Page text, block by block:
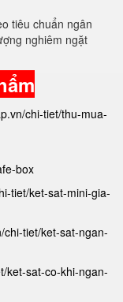
tiêu chuẩn ngân
nghiêm ngặt
chi-tiet/thu-mua-
box
tiet/ket-sat-mini-gia-
chi-tiet/ket-sat-ngan-
ket-sat-co-khi-ngan-